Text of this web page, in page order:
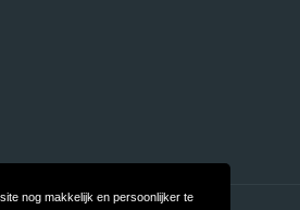
nog makkelijk en persoonlijker te